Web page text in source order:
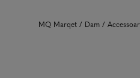
MQ Marqet Dam